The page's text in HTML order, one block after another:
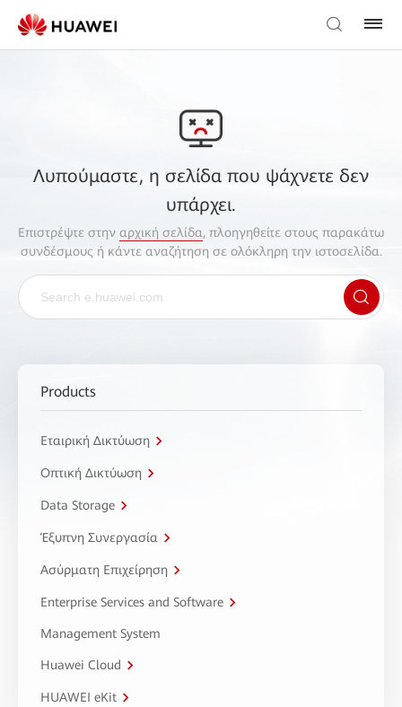
Λυπούμαστε, η σελίδα που ψάχνετε δεν
υπάρχει.
Επιστρέψτε στην αρχική σελίδα, πλοηγηθείτε στους παρακάτω
συνδέσμους ή κάντε αναζήτηση σε ολόκληρη την ιστοσελίδα.
Products
Εταιρική Δικτύωση
Οπτική Δικτύωση
Data Storage
Έξυπνη Συνεργασία
Ασύρματη Επιχείρηση
Enterprise Services and Software
Management System
Huawei Cloud
HUAWEI eKit